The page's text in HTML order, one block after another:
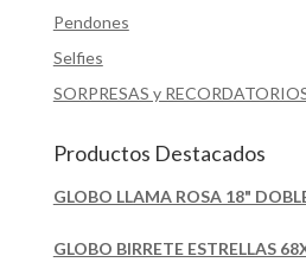
Pendones
Selfies
SORPRESAS y
Productos Destacados
GLOBO LLAMA ROSA 18"
GLOBO BIRRETE ESTRELLAS